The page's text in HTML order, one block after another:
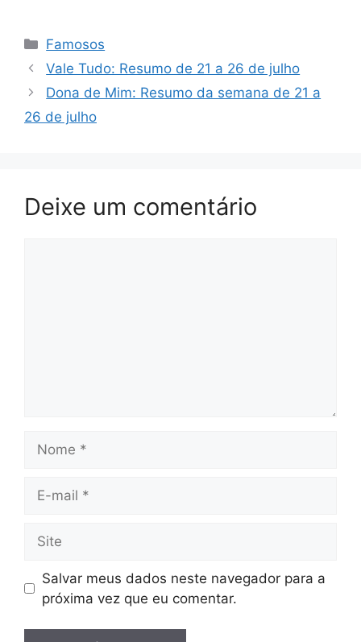
Categorias
Famosos
Vale Tudo: Resumo de 21 a 26 de julho
Dona de Mim: Resumo da semana de 21 a
26 de julho
Deixe um comentário
mail
Salvar meus dados neste navegador para a
próxima vez que eu comentar.